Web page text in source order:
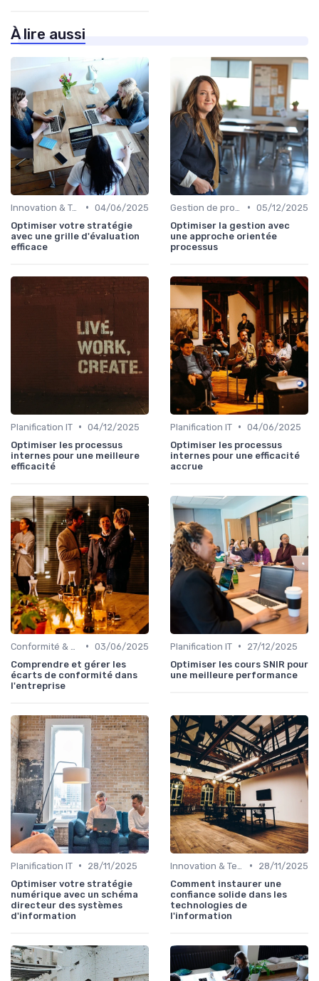
À lire aussi
Innovation & Tendances • 04/06/2025
Optimiser votre stratégie
avec une grille d'évaluation
efficace
• 05/12/2025
Optimiser la gestion avec
une approche orientée
processus
Planification IT • 04/12/2025
Optimiser les processus
internes pour une meilleure
efficacité
Planification IT • 04/06/2025
Optimiser les processus
internes pour une efficacité
accrue
• 03/06/2025
Comprendre et gérer les
écarts de conformité dans
l'entreprise
Planification IT •
27/12/2025
Optimiser les cours SNIR pour
une meilleure performance
Planification IT •
28/11/2025
Optimiser votre stratégie
numérique avec un schéma
directeur des systèmes
d'information
•
28/11/2025
Comment instaurer une
confiance solide dans les
technologies de
l'information